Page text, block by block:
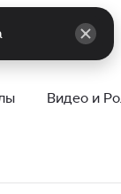
Видео и